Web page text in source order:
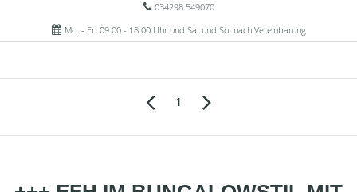
034298 549070
Mo. - Fr. 09.00 - 18.00 Uhr und Sa. und So. nach Vereinbarung
1